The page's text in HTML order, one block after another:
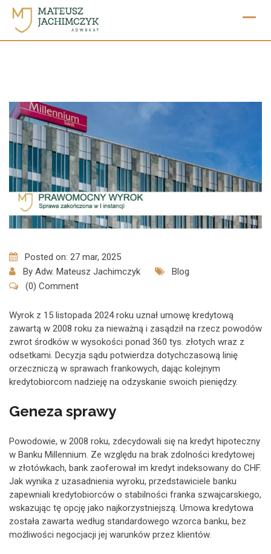
Skip
content
Posted on: 27 mar, 2025
By Adw. Mateusz Jachimczyk
Blog
(0) Comment
Wyrok z 15 listopada 2024 roku uznał umowę kredytową
zawartą w 2008 roku za nieważną i zasądził na rzecz powodów
zwrot środków w wysokości ponad 360 tys. złotych wraz z
odsetkami. Decyzja sądu potwierdza dotychczasową linię
orzeczniczą w sprawach frankowych, dając kolejnym
kredytobiorcom nadzieję na odzyskanie swoich pieniędzy.
Geneza sprawy
Powodowie, w 2008 roku, zdecydowali się na kredyt hipoteczny
w Banku Millennium. Ze względu na brak zdolności kredytowej
w złotówkach, bank zaoferował im kredyt indeksowany do CHF.
Jak wynika z uzasadnienia wyroku, przedstawiciele banku
zapewniali kredytobiorców o stabilności franka szwajcarskiego,
wskazując tę opcję jako najkorzystniejszą. Umowa kredytowa
została zawarta według standardowego wzorca banku, bez
możliwości negocjacji jej warunków przez klientów.